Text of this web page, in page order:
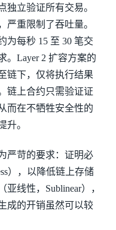
独立验证所有交易。
严重限制了吞吐量。
为每秒 15 至 30 笔交
。Layer 2 扩容方案的
链下，仅将执行结果
链上合约只需验证证
而在不牺牲安全性的
升。
严苛的要求：证明必
），以降低链上存储
线性，Sublinear），
成的开销虽然可以较